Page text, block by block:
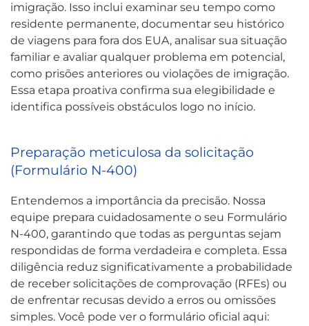
imigração. Isso inclui examinar seu tempo como
residente permanente, documentar seu histórico
de viagens para fora dos EUA, analisar sua situação
familiar e avaliar qualquer problema em potencial,
como prisões anteriores ou violações de imigração.
Essa etapa proativa confirma sua elegibilidade e
identifica possíveis obstáculos logo no início.
Preparação meticulosa da solicitação
(Formulário N-400)
Entendemos a importância da precisão. Nossa
equipe prepara cuidadosamente o seu Formulário
N-400, garantindo que todas as perguntas sejam
respondidas de forma verdadeira e completa. Essa
diligência reduz significativamente a probabilidade
de receber solicitações de comprovação (RFEs) ou
de enfrentar recusas devido a erros ou omissões
simples. Você pode ver o formulário oficial aqui: